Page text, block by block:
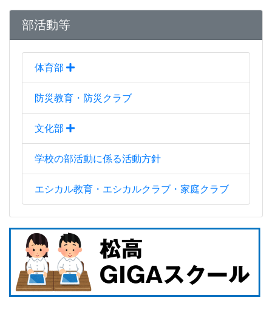
部活動等
体育部
防災教育・防災クラブ
文化部
学校の部活動に係る活動方針
エシカル教育・エシカルクラブ・家庭クラブ